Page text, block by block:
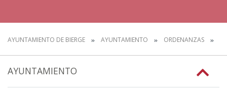
AYUNTAMIENTO DE BIERGE AYUNTAMIENTO ORDENANZAS
AYUNTAMIENTO